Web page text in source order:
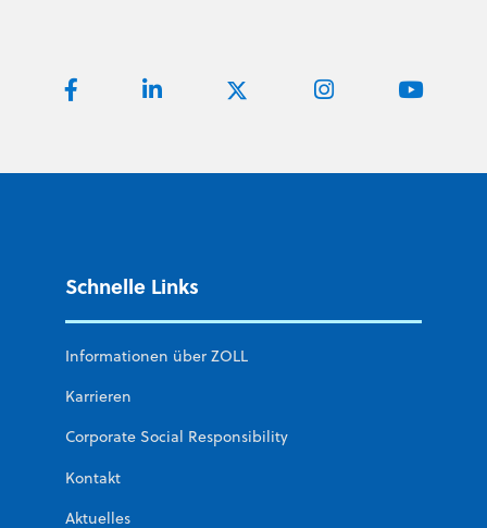
Schnelle Links
Informationen über ZOLL
Karrieren
Corporate Social Responsibility
Kontakt
Aktuelles